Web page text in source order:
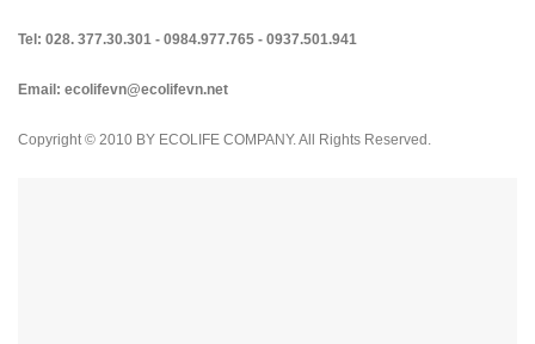
Tel: 028. 377.30.301 - 0984.977.765 - 0937.501.941
Email: ecolifevn@ecolifevn.net
Copyright © 2010 BY ECOLIFE COMPANY. All Rights Reserved.